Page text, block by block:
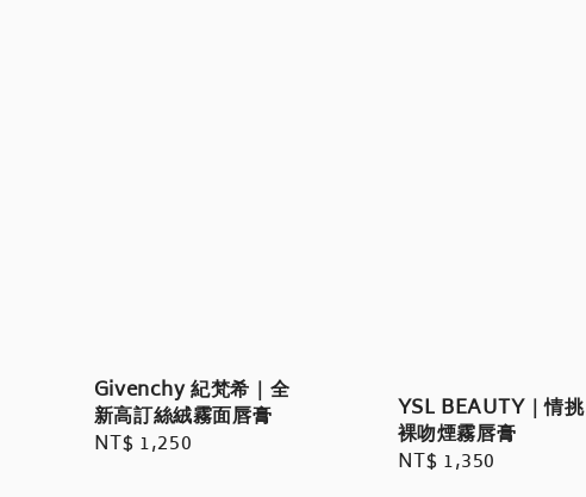
Givenchy 紀梵希｜全
新高訂絲絨霧面唇膏
Regular
NT$ 1,250
YSL BEAUTY｜情挑
裸吻煙霧唇膏
Regular
NT$ 1,350